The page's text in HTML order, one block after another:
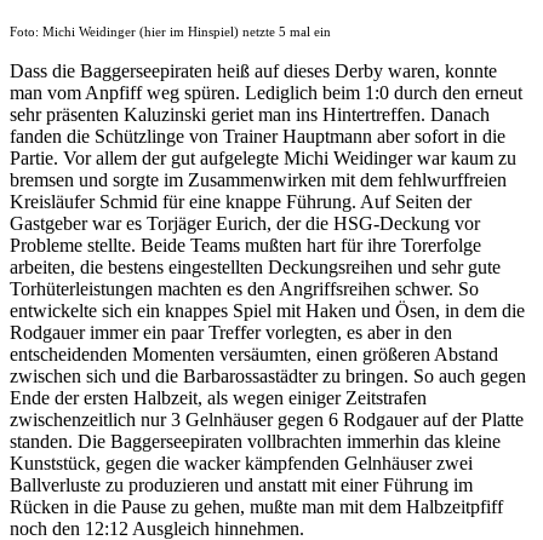
Foto: Michi Weidinger (hier im Hinspiel) netzte 5 mal ein
Dass die Baggerseepiraten heiß auf dieses Derby waren, konnte
man vom Anpfiff weg spüren. Lediglich beim 1:0 durch den erneut
sehr präsenten Kaluzinski geriet man ins Hintertreffen. Danach
fanden die Schützlinge von Trainer Hauptmann aber sofort in die
Partie. Vor allem der gut aufgelegte Michi Weidinger war kaum zu
bremsen und sorgte im Zusammenwirken mit dem fehlwurffreien
Kreisläufer Schmid für eine knappe Führung. Auf Seiten der
Gastgeber war es Torjäger Eurich, der die HSG-Deckung vor
Probleme stellte. Beide Teams mußten hart für ihre Torerfolge
arbeiten, die bestens eingestellten Deckungsreihen und sehr gute
Torhüterleistungen machten es den Angriffsreihen schwer. So
entwickelte sich ein knappes Spiel mit Haken und Ösen, in dem die
Rodgauer immer ein paar Treffer vorlegten, es aber in den
entscheidenden Momenten versäumten, einen größeren Abstand
zwischen sich und die Barbarossastädter zu bringen. So auch gegen
Ende der ersten Halbzeit, als wegen einiger Zeitstrafen
zwischenzeitlich nur 3 Gelnhäuser gegen 6 Rodgauer auf der Platte
standen. Die Baggerseepiraten vollbrachten immerhin das kleine
Kunststück, gegen die wacker kämpfenden Gelnhäuser zwei
Ballverluste zu produzieren und anstatt mit einer Führung im
Rücken in die Pause zu gehen, mußte man mit dem Halbzeitpfiff
noch den 12:12 Ausgleich hinnehmen.